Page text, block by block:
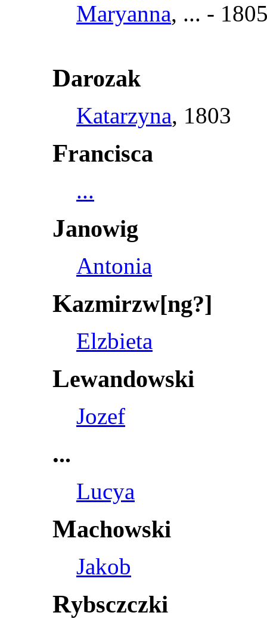
Maryanna, ... -
Darozak
Katarzyna, 1803
Francisca
...
Janowig
Antonia
Kazmirzw[ng?]
Elzbieta
Lewandowski
Jozef
...
Lucya
Machowski
Jakob
Rybsczczki